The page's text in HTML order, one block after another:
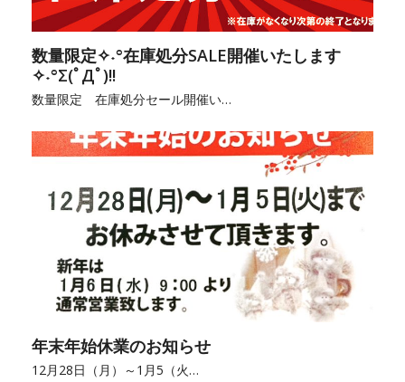
数量限定✧˖°在庫処分SALE開催いたします
✧˖°Σ(ﾟДﾟ)!!
数量限定 在庫処分セール開催い…
年末年始休業のお知らせ
12月28日（月）～1月5（火…